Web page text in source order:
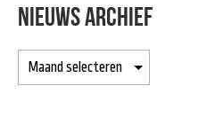
NIEUWS ARCHIEF